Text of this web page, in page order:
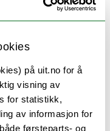
på uit.no for å
visning av
for statistikk,
av informasjon for
førsteparts- og
av dette